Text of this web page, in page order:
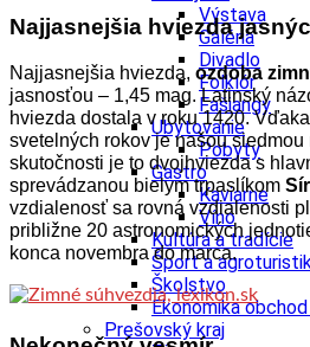
Výstava
Galéria
Divadlo
Folklór
Fašiangy
Ubytovanie
Pobyty
Gastro
Kaviarne
Víno
Kultúra a tradície
Šport a
Školstvo
Ekonomika
Prešovský kraj
Najjasnejšia hviezda
Najjasnejšia hviezda, ozdoba
jasnosťou – 1,45 mag. Latinský
hviezda dostala v roku 1420.
svetelných rokov je našou
skutočnosti je to dvojhviezda s
sprevádzanou bielym trpaslíkom
vzdialenosť sa rovná vzdialenosti
približne 20 astronomických
konca novembra do marca.